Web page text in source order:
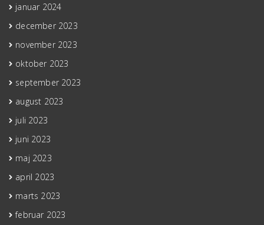
januar 2024
december 2023
november 2023
oktober 2023
september 2023
august 2023
juli 2023
juni 2023
maj 2023
april 2023
marts 2023
februar 2023